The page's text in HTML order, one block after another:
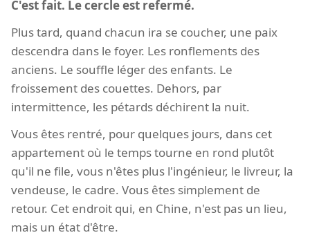
C'est fait. Le cercle est refermé.
Plus tard, quand chacun ira se coucher, une paix
descendra dans le foyer. Les ronflements des
anciens. Le souffle léger des enfants. Le
froissement des couettes. Dehors, par
intermittence, les pétards déchirent la nuit.
Vous êtes rentré, pour quelques jours, dans cet
appartement où le temps tourne en rond plutôt
qu'il ne file, vous n'êtes plus l'ingénieur, le livreur, la
vendeuse, le cadre. Vous êtes simplement de
retour. Cet endroit qui, en Chine, n'est pas un lieu,
mais un état d'être.